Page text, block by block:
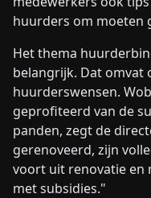
huurders om moeten
Het thema
belangrijk. Dat omvat
huurderswensen.
geprofiteerd van de
panden, zegt de
gerenoveerd, zijn
voort uit renovatie en
met subsidies."